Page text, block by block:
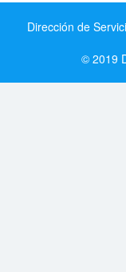
Dirección de
© 2019